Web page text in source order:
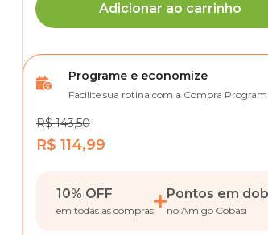
Adicionar ao carrinho
Programe e economize
Facilite sua rotina com a Compra
R$ 143,50
R$ 114,99
10% OFF
em todas as compras
Pontos em
no Amigo Cobasi